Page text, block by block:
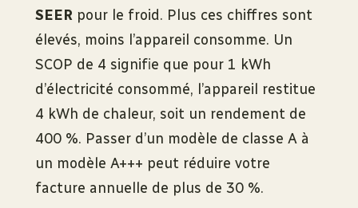
SEER pour le froid. Plus ces chiffres sont
élevés, moins l’appareil consomme. Un
SCOP de 4 signifie que pour 1 kWh
d’électricité consommé, l’appareil restitue
4 kWh de chaleur, soit un rendement de
400 %. Passer d’un modèle de classe A à
un modèle A+++ peut réduire votre
facture annuelle de plus de 30 %.